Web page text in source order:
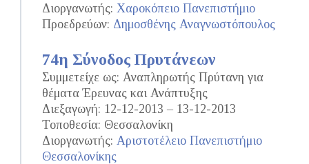
Διοργανωτής: Χαροκόπειο Πανεπιστήμιο
Προεδρεύων: Δημοσθένης Αναγνωστόπουλος
74η Σύνοδος Πρυτάνεων
Συμμετείχε ως: Αναπληρωτής Πρύτανη για
θέματα Έρευνας και Ανάπτυξης
Διεξαγωγή: 12-12-2013 – 13-12-2013
Τοποθεσία: Θεσσαλονίκη
Διοργανωτής: Αριστοτέλειο Πανεπιστήμιο
Θεσσαλονίκης